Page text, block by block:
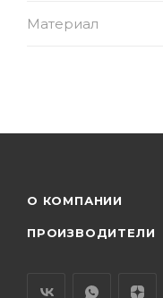
Материал
О КОМПАНИИ
ПРОИЗВОДИТЕЛИ